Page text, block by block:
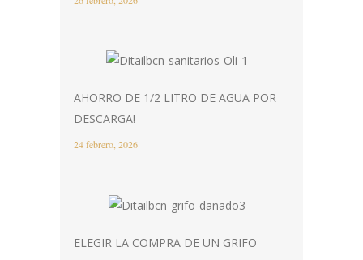
AHORRO DE 1/2 LITRO DE AGUA POR
DESCARGA!
24 febrero, 2026
ELEGIR LA COMPRA DE UN GRIFO